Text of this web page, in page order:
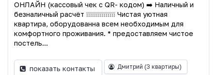
ОНЛАЙН (кассовый чек с QR- кодом) ➡️ Наличный и
безналичный расчёт ❕❕❕❕❕❕❕❕❕❕❕❕❕❕❕ Чистая уютная
квартира, оборудованна всем необходимым для
комфортного проживания. * предоставляем чистое
постель...
показать контакты Дмитрий (3 квартиры)